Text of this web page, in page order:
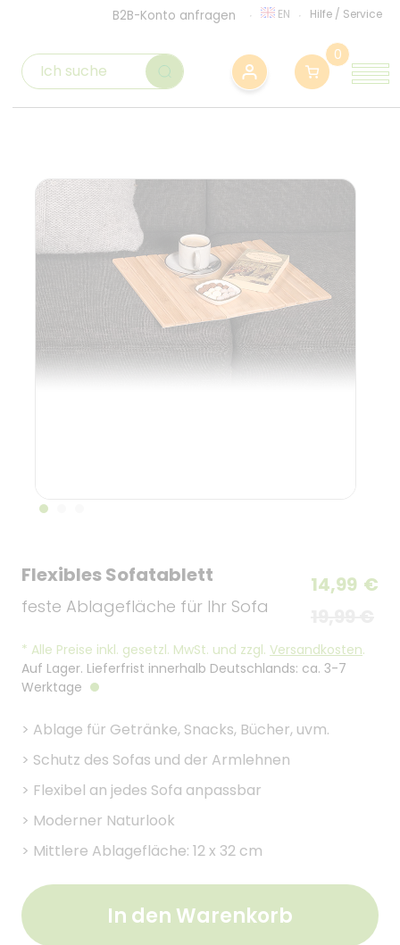
B2B-Konto anfragen EN Hilfe / Service
0
Flexibles Sofatablett
feste Ablagefläche für Ihr Sofa
14,99 €
* Alle Preise inkl. gesetzl. MwSt. und zzgl. Versandkosten.
Auf Lager. Lieferfrist innerhalb Deutschlands: ca. 3-7
Werktage
> Ablage für Getränke, Snacks, Bücher, uvm.
> Schutz des Sofas und der Armlehnen
> Flexibel an jedes Sofa anpassbar
> Moderner Naturlook
> Mittlere Ablagefläche: 12 x 32 cm
In den Warenkorb